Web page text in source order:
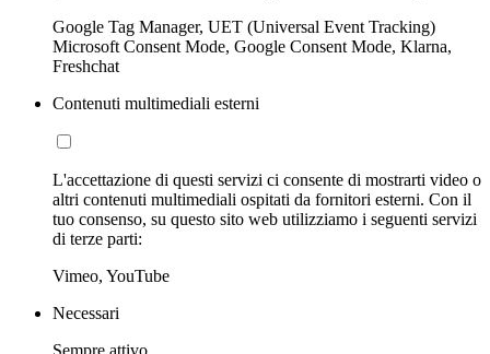
Google Tag Manager, UET (Universal Event Tracking)
Microsoft Consent Mode, Google Consent Mode, Klarna,
Freshchat
Contenuti multimediali esterni
L'accettazione di questi servizi ci consente di mostrarti video o
altri contenuti multimediali ospitati da fornitori esterni. Con il
tuo consenso, su questo sito web utilizziamo i seguenti servizi
di terze parti:
Vimeo, YouTube
Necessari
Sempre attivo